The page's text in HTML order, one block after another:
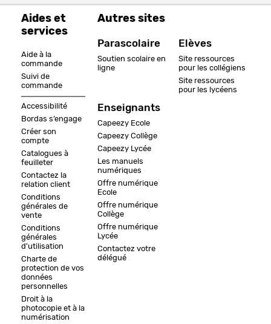
Aides et
services
Aide à la
commande
Suivi de
commande
Accessibilité
Bordas s’engage
Créer son
compte
Catalogues à
feuilleter
Contactez la
relation client
Conditions
générales de
vente
Conditions
générales
d'utilisation
Charte de
protection de vos
données
personnelles
Droit à la
photocopie et à la
numérisation
Autres sites
Parascolaire
Soutien scolaire en
ligne
Enseignants
Capeezy Ecole
Capeezy Collège
Capeezy Lycée
Les manuels
numériques
Offre numérique
Ecole
Offre numérique
Collège
Offre numérique
Lycée
Contactez votre
délégué
Elèves
Site ressources
pour les collégiens
Site ressources
pour les lycéens